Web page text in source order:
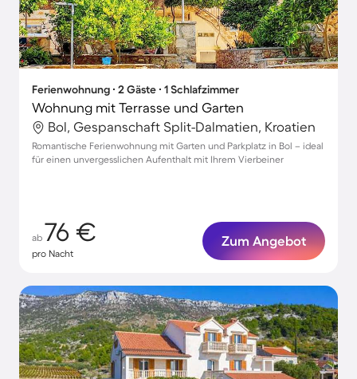
Ferienwohnung ∙ 2 Gäste ∙ 1 Schlafzimmer
Wohnung mit Terrasse und Garten
Bol, Gespanschaft Split-Dalmatien, Kroatien
Romantische Ferienwohnung mit Garten und Parkplatz in Bol – ideal
für einen unvergesslichen Aufenthalt mit Ihrem Vierbeiner
ab 76 €
pro Nacht
Zum Angebot